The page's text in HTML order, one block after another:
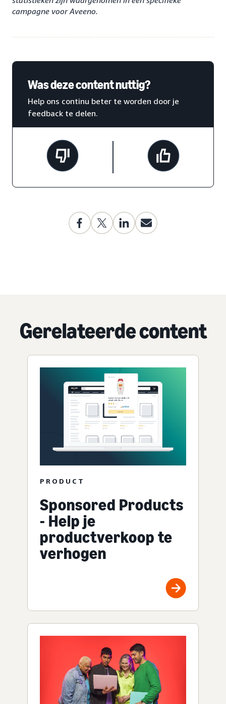
campagne voor Aveeno.
Was deze content nuttig?
Help ons continu beter te worden door je
feedback te delen.
Gerelateerde content
PRODUCT
Sponsored Products
- Help je
productverkoop te
verhogen